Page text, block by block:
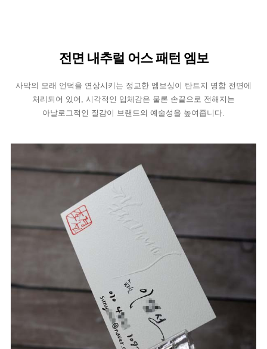
전면 내추럴 어스 패턴 엠보
사막의 모래 언덕을 연상시키는 정교한 엠보싱이 탄트지 명함 전면에
처리되어 있어, 시각적인 입체감은 물론 손끝으로 전해지는
아날로그적인 질감이 브랜드의 예술성을 높여줍니다.